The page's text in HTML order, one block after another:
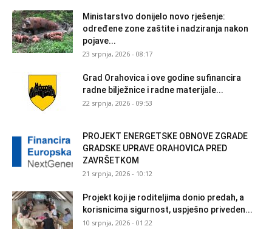
Ministarstvo donijelo novo rješenje:
određene zone zaštite i nadziranja nakon
pojave...
23 srpnja, 2026 - 08:17
Grad Orahovica i ove godine sufinancira
radne bilježnice i radne materijale...
22 srpnja, 2026 - 09:53
PROJEKT ENERGETSKE OBNOVE ZGRADE
GRADSKE UPRAVE ORAHOVICA PRED
ZAVRŠETKOM
21 srpnja, 2026 - 10:12
Projekt koji je roditeljima donio predah, a
korisnicima sigurnost, uspješno priveden...
10 srpnja, 2026 - 01:22